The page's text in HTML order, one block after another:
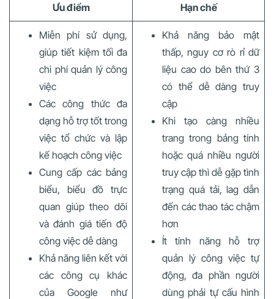
Ưu điểm Hạn chế
Miễn phí sử dụng,
giúp tiết kiệm tối đa
chi phí quản lý công
việc
Các công thức đa
dạng hỗ trợ tốt trong
việc tổ chức và lập
kế hoạch công việc
Cung cấp các bảng
biểu, biểu đồ trực
quan giúp theo dõi
và đánh giá tiến độ
công việc dễ dàng
Khả năng liên kết với
các công cụ khác
của Google như
Khả năng bảo mật
thấp, nguy cơ rò rỉ dữ
liệu cao do bên thứ 3
có thể dễ dàng truy
cập
Khi tạo càng nhiều
trang trong bảng tính
hoặc quá nhiều người
truy cập thì dễ gặp tình
trạng quá tải, lag dẫn
đến các thao tác chậm
hơn
Ít tính năng hỗ trợ
quản lý công việc tự
động, đa phần người
dùng phải tự cấu hình